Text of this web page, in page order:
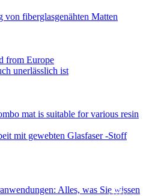
von fiberglasgenähten Matten
unerlässlich ist
mit gewebten Glasfaser -Stoff
Alles, was Sie wissen